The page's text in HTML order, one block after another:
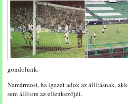
gondolunk.
Namármost, ha igazat adok az állításnak,
sem állítom az ellenkezőjét.